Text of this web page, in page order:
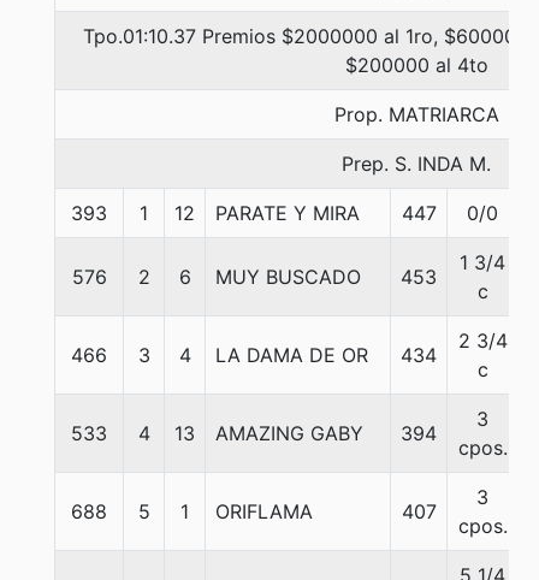
Tpo.01:10.37 Premios $2000000 al 1ro,
$200000 al 4to
Prop. MATRIARCA
Prep. S. INDA M.
393 1 12 PARATE Y MIRA 447 0/0
576 2 6 MUY BUSCADO 453
1 3/4
c
466 3 4 LA DAMA DE OR 434
2 3/4
c
533 4 13 AMAZING GABY 394
3
cpos.
688 5 1 ORIFLAMA 407
3
cpos.
5 1/4